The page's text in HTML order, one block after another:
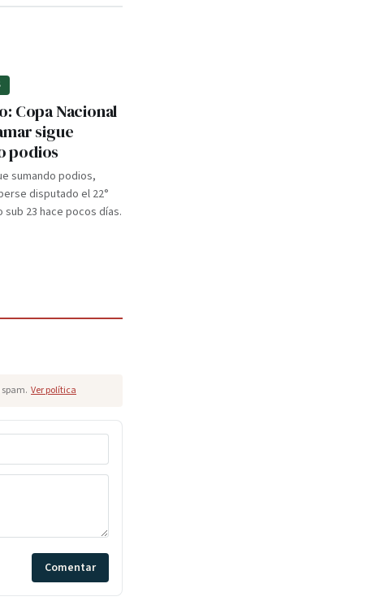
Copa Nacional
sigue
podios
sumando podios,
disputado el 22°
sub 23 hace pocos días.
Ver política
Comentar